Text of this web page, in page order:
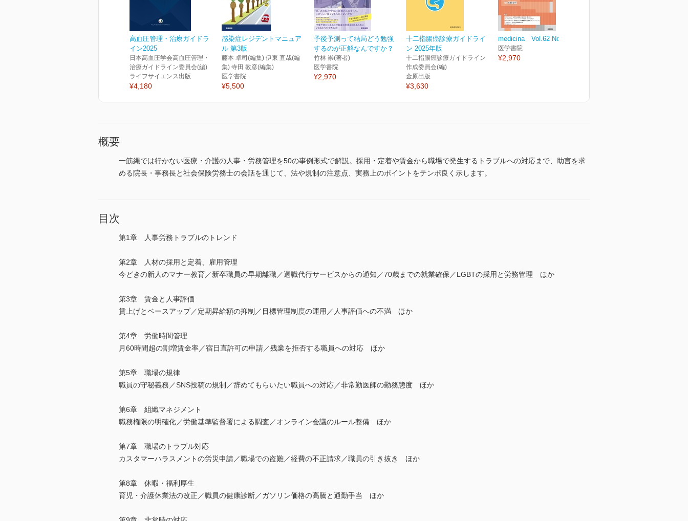
高血圧管理・治療ガイドラ
イン2025
日本高血圧学会高血圧管理・
治療ガイドライン委員会(編)
ライフサイエンス出版
¥4,180
感染症レジデントマニュア
ル 第3版
藤本 卓司(編集) 伊東 直哉(編
集) 寺田 教彦(編集)
医学書院
¥5,500
予後予測って結局どう勉強
するのが正解なんですか？
竹林 崇(著者)
医学書院
¥2,970
十二指腸癌診療ガイドライ
ン 2025年版
十二指腸癌診療ガイドライン
作成委員会(編)
金原出版
¥3,630
medicina Vol.62 No.9
医学書院
¥2,970
概要
一筋縄では行かない医療・介護の人事・労務管理を50の事例形式で解説。採用・定着や賃金から職場で発生するトラブルへの対応まで、助言を求
める院長・事務長と社会保険労務士の会話を通じて、法や規制の注意点、実務上のポイントをテンポ良く示します。
目次
第1章 人事労務トラブルのトレンド
第2章 人材の採用と定着、雇用管理
今どきの新人のマナー教育／新卒職員の早期離職／退職代行サービスからの通知／70歳までの就業確保／LGBTの採用と労務管理 ほか
第3章 賃金と人事評価
賃上げとベースアップ／定期昇給額の抑制／目標管理制度の運用／人事評価への不満 ほか
第4章 労働時間管理
月60時間超の割増賃金率／宿日直許可の申請／残業を拒否する職員への対応 ほか
第5章 職場の規律
職員の守秘義務／SNS投稿の規制／辞めてもらいたい職員への対応／非常勤医師の勤務態度 ほか
第6章 組織マネジメント
職務権限の明確化／労働基準監督署による調査／オンライン会議のルール整備 ほか
第7章 職場のトラブル対応
カスタマーハラスメントの労災申請／職場での盗難／経費の不正請求／職員の引き抜き ほか
第8章 休暇・福利厚生
育児・介護休業法の改正／職員の健康診断／ガソリン価格の高騰と通勤手当 ほか